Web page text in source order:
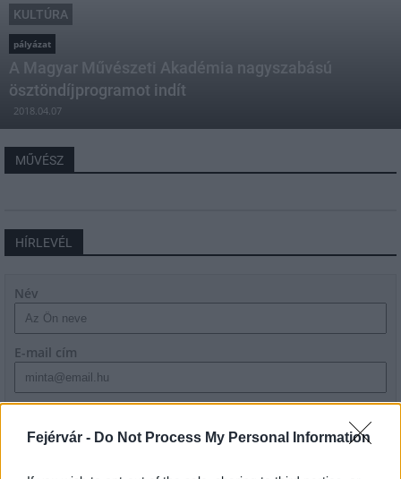
Fejérvár - Do Not Process My Personal Information
KULTÚRA
pályázat
A Magyar Művészeti Akadémia nagyszabású
ösztöndíjprogramot indít
2018.04.07
MŰVÉSZ
HÍRLEVÉL
Név
E-mail cím
szabályzatot!